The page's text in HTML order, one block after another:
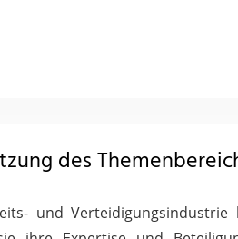
des
und